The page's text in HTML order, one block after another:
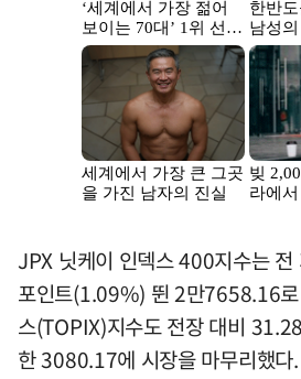
JPX 닛케이 인덱스 400지수는
포인트(1.09%) 뛴 2만7658.16로
스(TOPIX)지수도 전장 대비
한 3080.17에 시장을 마무리했다.